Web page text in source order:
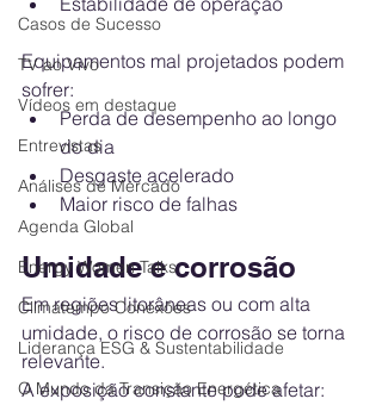
Casos de Sucesso
TV ao Vivo
Vídeos em destaque
Entrevistas
Análises de Mercado
Agenda Global
Energy Women Talks
Climatempo Conexões
Liderança ESG & Sustentabilidade
O Mundo da Transição Energética
Equipamentos mal projetados podem
sofrer:
Perda de desempenho ao longo
do dia
Desgaste acelerado
Maior risco de falhas
Umidade e corrosão
Em regiões litorâneas ou com alta
umidade, o risco de corrosão se torna
relevante.
A exposição constante pode afetar: